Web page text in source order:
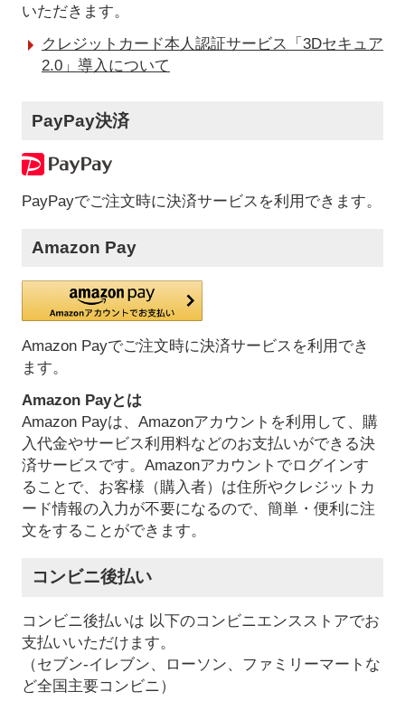
いただきます。
クレジットカード本人認証サービス「3Dセキュア
2.0」導入について
PayPay決済
PayPayでご注文時に決済サービスを利用できます。
Amazon Pay
Amazon Payでご注文時に決済サービスを利用でき
ます。
Amazon Payとは
Amazon Payは、Amazonアカウントを利用して、購
入代金やサービス利用料などのお支払いができる決
済サービスです。Amazonアカウントでログインす
ることで、お客様（購入者）は住所やクレジットカ
ード情報の入力が不要になるので、簡単・便利に注
文をすることができます。
コンビニ後払い
コンビニ後払いは 以下のコンビニエンスストアでお
支払いいただけます。
（セブン-イレブン、ローソン、ファミリーマートな
ど全国主要コンビニ）